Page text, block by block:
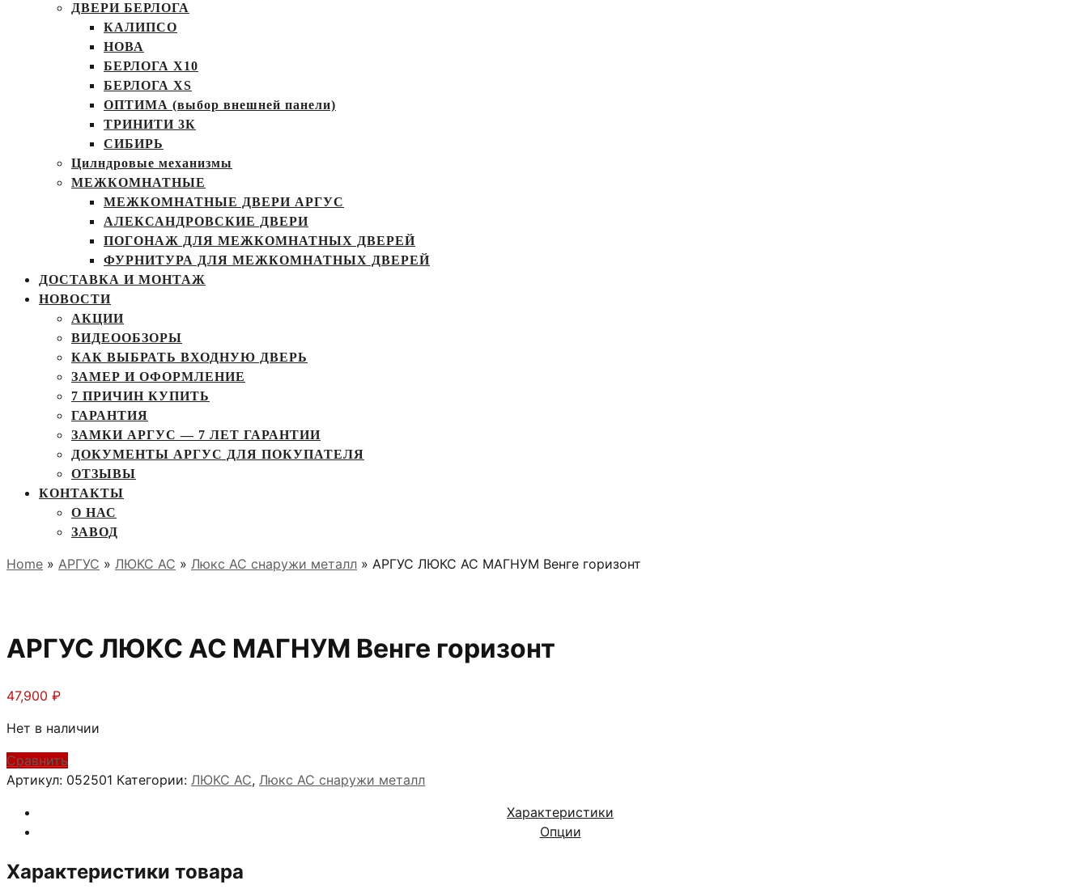
ДВЕРИ БЕРЛОГА
КАЛИПСО
НОВА
БЕРЛОГА Х10
БЕРЛОГА XS
ОПТИМА (выбор внешней панели)
ТРИНИТИ 3К
СИБИРЬ
Цилндровые механизмы
МЕЖКОМНАТНЫЕ
МЕЖКОМНАТНЫЕ ДВЕРИ АРГУС
АЛЕКСАНДРОВСКИЕ ДВЕРИ
ПОГОНАЖ ДЛЯ МЕЖКОМНАТНЫХ ДВЕРЕЙ
ФУРНИТУРА ДЛЯ МЕЖКОМНАТНЫХ ДВЕРЕЙ
ДОСТАВКА И МОНТАЖ
НОВОСТИ
АКЦИИ
ВИДЕООБЗОРЫ
КАК ВЫБРАТЬ ВХОДНУЮ ДВЕРЬ
ЗАМЕР И ОФОРМЛЕНИЕ
7 ПРИЧИН КУПИТЬ
ГАРАНТИЯ
ЗАМКИ АРГУС — 7 ЛЕТ ГАРАНТИИ
ДОКУМЕНТЫ АРГУС ДЛЯ ПОКУПАТЕЛЯ
ОТЗЫВЫ
КОНТАКТЫ
О НАС
ЗАВОД
Home » АРГУС » ЛЮКС АС » Люкс АС снаружи металл » АРГУС ЛЮКС АС МАГНУМ Венге горизонт
АРГУС ЛЮКС АС МАГНУМ Венге горизонт
47,900 ₽
Нет в наличии
Сравнить
Артикул: 052501 Категории: ЛЮКС АС, Люкс АС снаружи металл
Характеристики
Опции
Характеристики товара